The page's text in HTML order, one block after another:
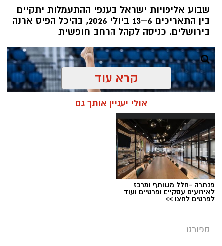
שבוע אליפויות ישראל בענפי ההתעמלות יתקיים
בין התאריכים 6–13 ביולי 2026, בהיכל הפיס ארנה
בירושלים. כניסה לקהל הרחב חופשית
מערכת ירושלים נט / 11:30 06.07.26
קרא עוד
אולי יעניין אותך גם
פנתרה -חלל משותף ומרכז
לאירועים עסקיים ופרטיים ועוד
לפרטים לחצו >>
ספורט